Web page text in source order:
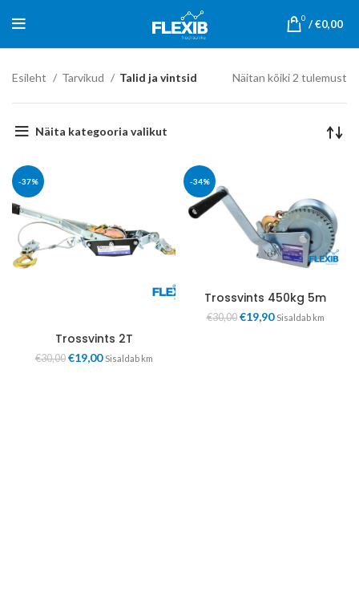
0 /€0,00
Esileht Tarvikud Talid ja vintsid Näitan kõiki 2 tulemust
Näita kategooria valikut
-37%
Trossvints 2T
€30,00 €19,00 Sisaldab km
-34%
Trossvints 450kg 5m
€30,00 €19,90 Sisaldab km